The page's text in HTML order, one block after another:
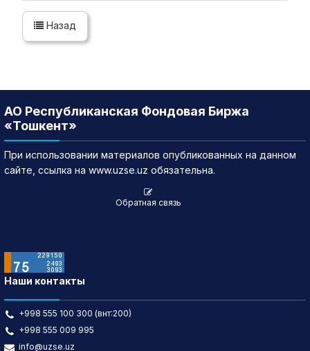
Назад
АО Республиканская Фондовая Биржа
«Тошкент»
При использовании материалов опубликованных на данном
сайте, ссылка на www.uzse.uz обязательна.
Обратная связь
Наши контакты
+998 555 100 300 (внт:200)
+998 555 009 995
info@uzse.uz